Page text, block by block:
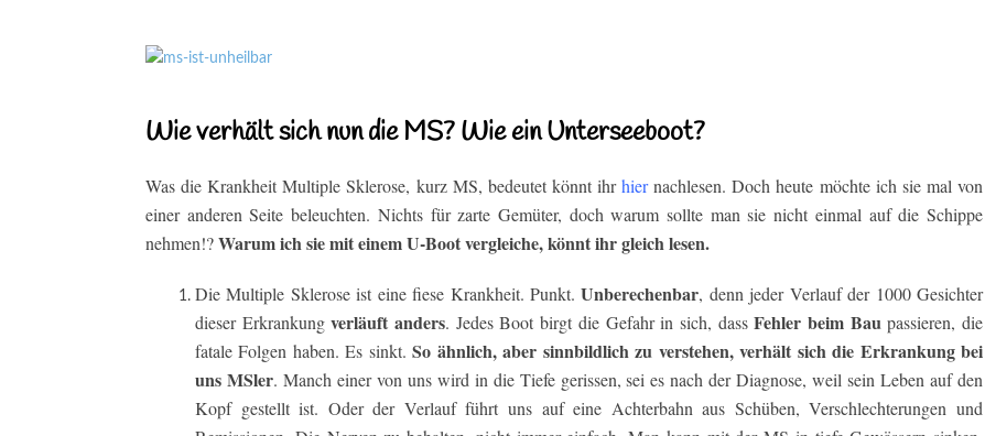
Wie verhält sich nun die MS? Wie ein Unterseeboot?
Was die Krankheit Multiple Sklerose, kurz MS, bedeutet könnt ihrhiernachlesen. Doch heute möchte ich sie mal von
einer anderen Seite beleuchten. Nichts für zarte Gemüter, doch warum sollte man sie nicht einmal auf die Schippe
nehmen!?Warum ich sie mit einem U-Boot vergleiche, könnt ihr gleich lesen.
Die Multiple Sklerose ist eine fiese Krankheit. Punkt. Unberechenbar, denn jeder Verlauf der 1000 Gesichter
dieser Erkrankungverläuft anders. Jedes Boot birgt die Gefahr in sich, dassFehler beim Bau passieren, die
fatale Folgen haben. Es sinkt.So ähnlich, aber sinnbildlich zu verstehen, verhält sich die Erkrankung bei
uns MSler. Manch einer von uns wird in die Tiefe gerissen, sei es nach der Diagnose, weil sein Leben auf den
Kopf gestellt ist. Oder der Verlauf führt uns auf eine Achterbahn aus Schüben, Verschlechterungen und